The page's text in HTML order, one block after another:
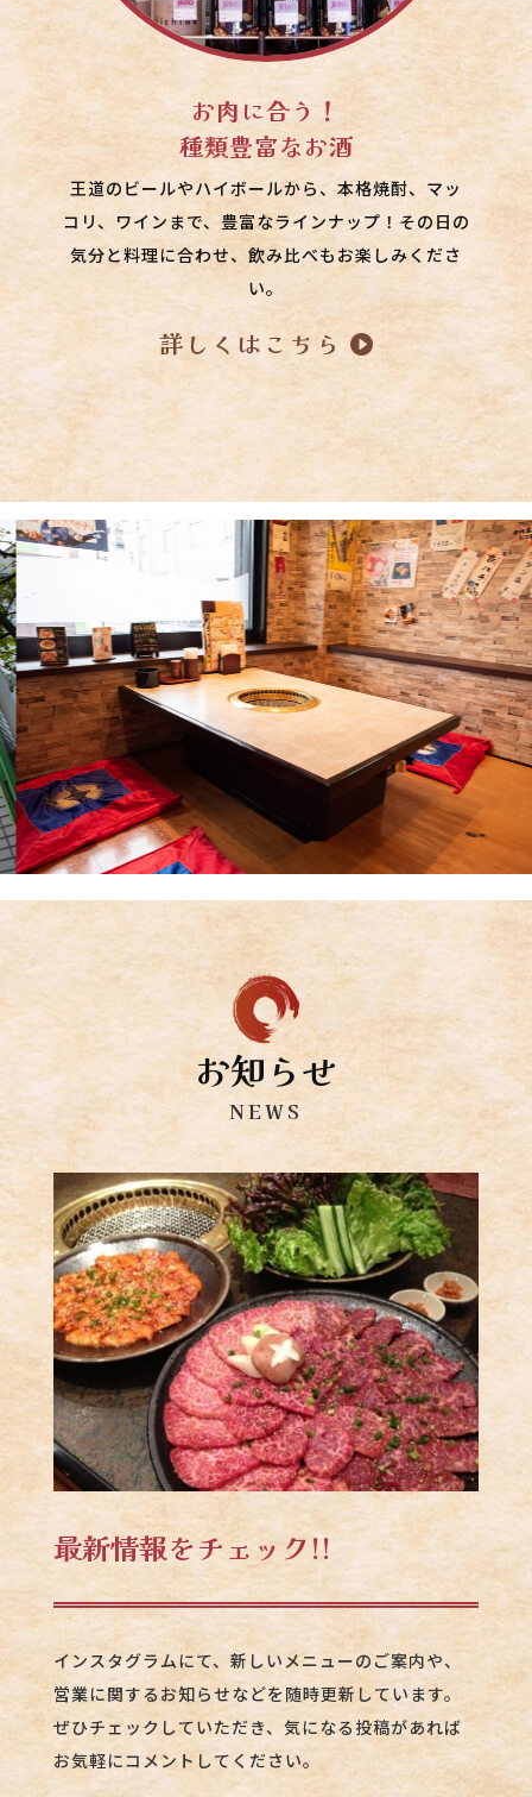
お肉に合う！
種類豊富なお酒
王道のビールやハイボールから、本格焼酎、マッ
コリ、ワインまで、豊富なラインナップ！その日の
気分と料理に合わせ、飲み比べもお楽しみくださ
い。
詳しくはこちら
お知らせ
NEWS
最新情報をチェック!!
インスタグラムにて、新しいメニューのご案内や、
営業に関するお知らせなどを随時更新しています。
ぜひチェックしていただき、気になる投稿があれば
お気軽にコメントしてください。